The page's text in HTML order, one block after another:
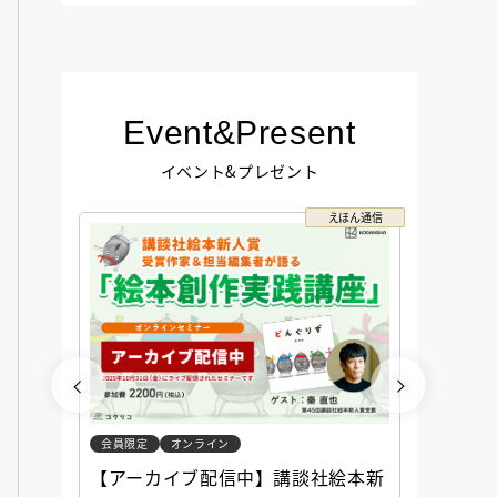
Event&Present
イベント&プレゼント
えほん通信
会員限定 オンライン
【アーカイブ配信中】講談社絵本新